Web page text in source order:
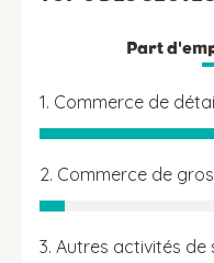
Part
1. Commerce de
2. Commerce de gros
3. Autres activités de